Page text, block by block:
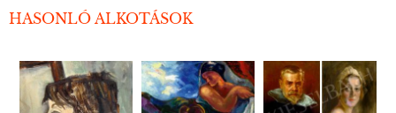
HASONLÓ ALKOTÁSOK